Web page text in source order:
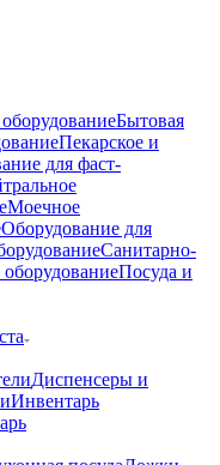
Бытовая
Пекарское и
для фаст-
Моечное
Оборудование для
Санитарно-
Посуда и
Диспенсеры и
Инвентарь